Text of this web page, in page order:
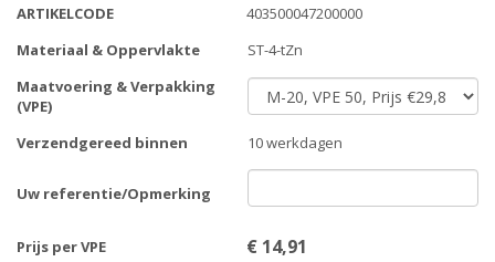
ARTIKELCODE
403500047200000
Materiaal & Oppervlakte
ST-4-tZn
Maatvoering & Verpakking
(VPE)
Verzendgereed binnen
10 werkdagen
Uw referentie/Opmerking
Prijs per VPE € 14,91